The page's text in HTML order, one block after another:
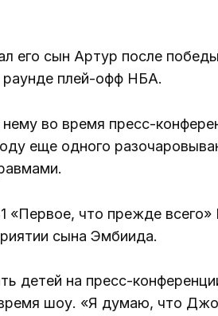
его сын Артур после
раунде плей-офф НБА.
во время пресс-
еще одного
«Первое, что прежде всего»
сына Эмбиида.
детей на пресс-
время шоу. «Я думаю, что